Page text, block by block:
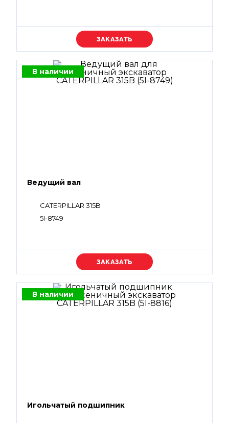
Уточняйте цену
В наличии
Ведущий вал
CATERPILLAR 315B
5I-8749
Уточняйте цену
В наличии
Игольчатый подшипник